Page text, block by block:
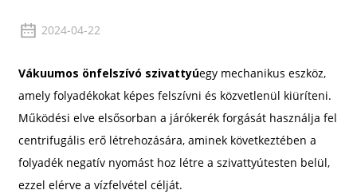
2024-04-22
Vákuumos önfelszívó szivattyúegy mechanikus eszköz,
amely folyadékokat képes felszívni és közvetlenül kiüríteni.
Működési elve elsősorban a járókerék forgását használja fel
centrifugális erő létrehozására, aminek következtében a
folyadék negatív nyomást hoz létre a szivattyútesten belül,
ezzel elérve a vízfelvétel célját.